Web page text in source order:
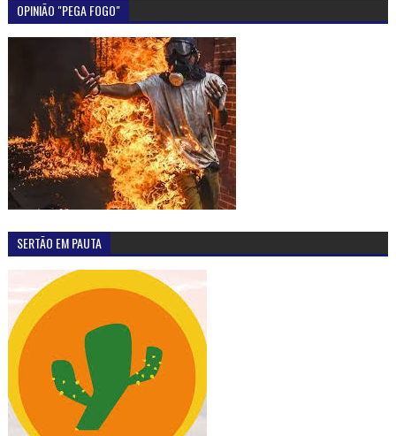
OPINIÃO "PEGA FOGO"
SERTÃO EM PAUTA